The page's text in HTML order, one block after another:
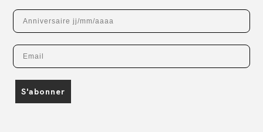
Anniversaire
Email
S'abonner